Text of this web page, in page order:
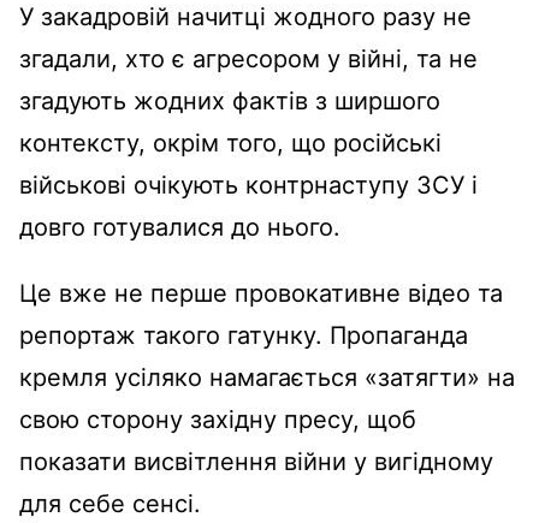
У закадровій начитці жодного разу не
згадали, хто є агресором у війні, та не
згадують жодних фактів з ширшого
контексту, окрім того, що російські
військові очікують контрнаступу ЗСУ і
довго готувалися до нього.
Це вже не перше провокативне відео та
репортаж такого гатунку. Пропаганда
кремля усіляко намагається «затягти» на
свою сторону західну пресу, щоб
показати висвітлення війни у вигідному
для себе сенсі.